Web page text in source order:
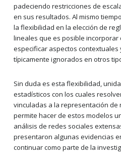
padeciendo restricciones de
en sus resultados. Al mismo
la flexibilidad en la elección de
lineales que es posible incorporar
especificar aspectos contextuales
típicamente ignorados en otros
Sin duda es esta flexibilidad,
estadísticos con los cuales
vinculadas a la representación
permite hacer de estos modelos
análisis de redes sociales
presentaron algunas evidencias
continuar como parte de la